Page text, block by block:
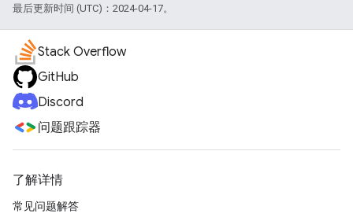
最后更新时间 (UTC)：2024-04-17。
Stack Overflow
GitHub
Discord
问题跟踪器
了解详情
常见问题解答